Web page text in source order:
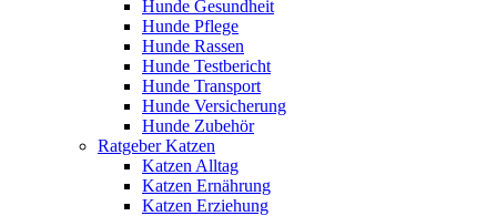
Hunde Gesundheit
Hunde Pflege
Hunde Rassen
Hunde Testbericht
Hunde Transport
Hunde Versicherung
Hunde Zubehör
Ratgeber Katzen
Katzen Alltag
Katzen Ernährung
Katzen Erziehung